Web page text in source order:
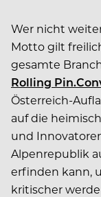
Wer nicht
Motto gilt
gesamte
Rolling
Österreich-
auf die
und
Alpenrepublik
erfinden kann,
kritischer